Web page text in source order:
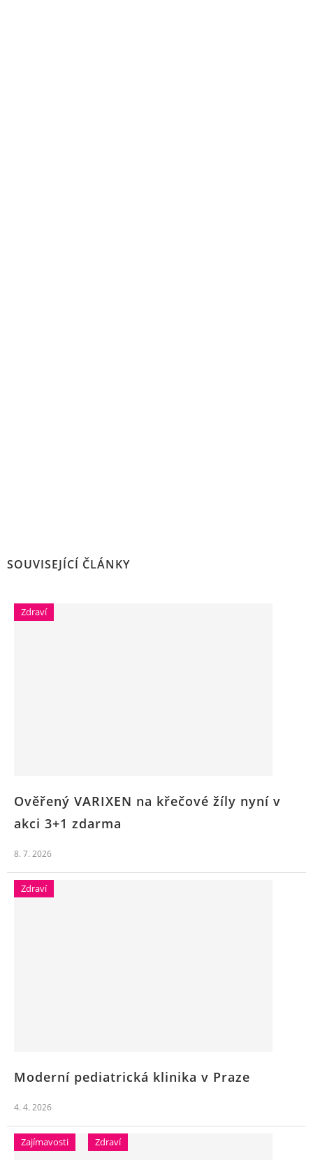
SOUVISEJÍCÍ ČLÁNKY
Zdraví
Ověřený VARIXEN na křečové žíly nyní v
akci 3+1 zdarma
8. 7. 2026
Zdraví
Moderní pediatrická klinika v Praze
4. 4. 2026
Zajímavosti Zdraví